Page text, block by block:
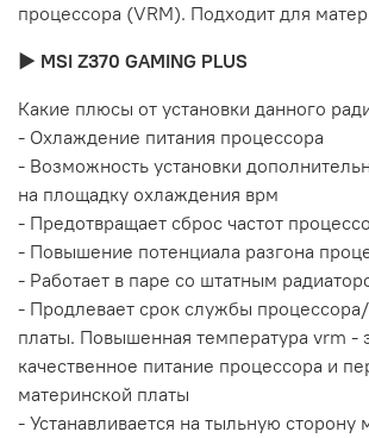
процессора (VRM). Подходит для
► MSI Z370 GAMING PLUS
Какие плюсы от установки данного
- Охлаждение питания процессора
- Возможность установки
на площадку охлаждения врм
- Предотвращает сброс частот
- Повышение потенциала разгона
- Работает в паре со штатным
- Продлевает срок службы
платы. Повышенная температура vrm -
качественное питание процессора и
материнской платы
- Устанавливается на тыльную сторону